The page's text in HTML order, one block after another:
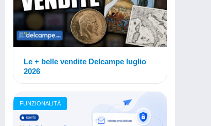
Le + belle vendite Delcampe luglio
2026
FUNZIONALITÀ